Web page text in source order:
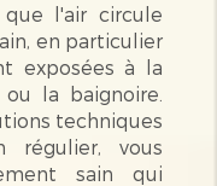
l'air circule
en particulier
exposées à la
la baignoire.
techniques
régulier, vous
sain qui